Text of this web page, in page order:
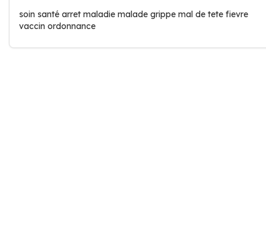
soin santé arret maladie malade grippe mal de tete fievre
vaccin ordonnance